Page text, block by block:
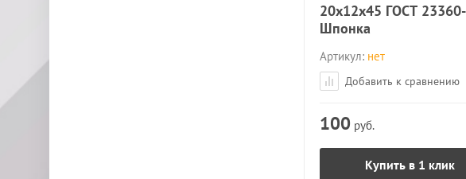
20x12x45 ГОСТ
Шпонка
Артикул: нет
Добавить к сравнению
100 руб.
Купить в 1 клик